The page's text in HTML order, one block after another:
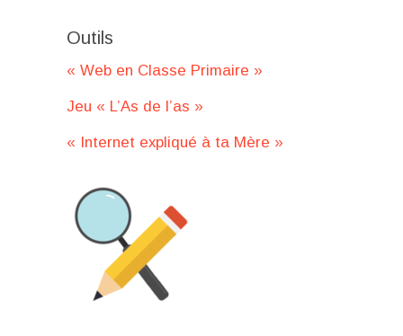
Outils
« Web en Classe Primaire »
Jeu « L’As de l’as »
« Internet expliqué à ta Mère »